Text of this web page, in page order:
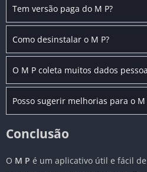
Tem versão paga do M P?
Como desinstalar o M P?
O M P coleta muitos dados
Posso sugerir melhorias para o M
Conclusão
O M P é um aplicativo útil e fácil